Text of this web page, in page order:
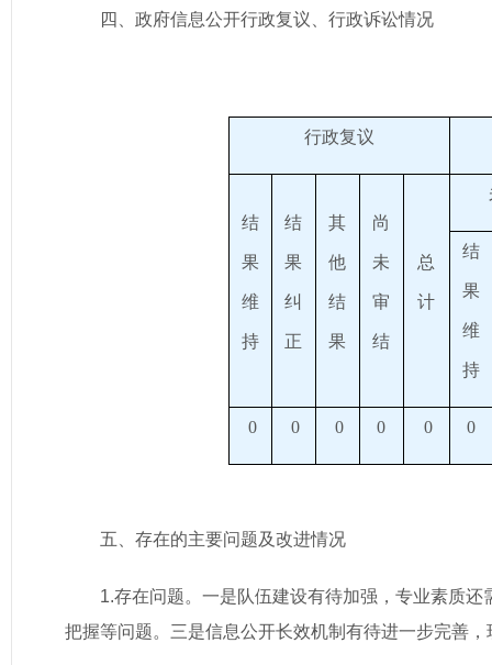
四、政府信息公开行政复议、行政诉讼情况
行政复议
结
果
维
持
结
果
纠
正
其
他
结
果
尚
未
审
结
总
计
结
果
维
持
0 0 0 0 0 0
五、存在的主要问题及改进情况
1.存在问题。一是队伍建设有待加强，专业素质
把握等问题。三是信息公开长效机制有待进一步完善